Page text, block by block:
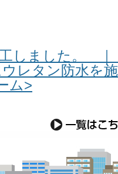
工しました。
レタン防水を
ム>